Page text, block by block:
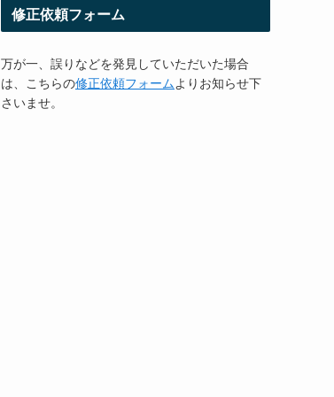
修正依頼フォーム
万が一、誤りなどを発見していただいた場合
は、こちらの修正依頼フォームよりお知らせ下
さいませ。